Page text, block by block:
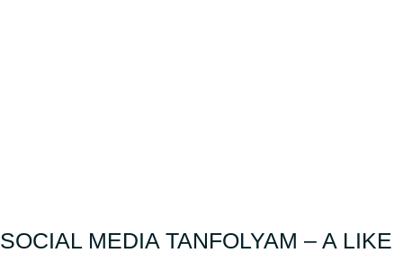
SOCIAL MEDIA TANFOLYAM – A LIKE